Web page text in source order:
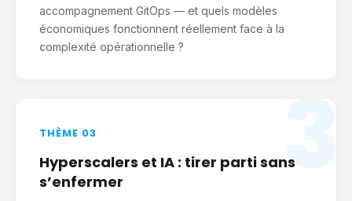
accompagnement GitOps — et quels modèles
économiques fonctionnent réellement face à la
complexité opérationnelle ?
3
THÈME 03
Hyperscalers et IA : tirer parti sans
s’enfermer